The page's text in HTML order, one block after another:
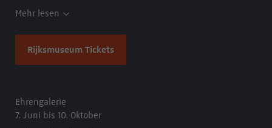
Mehr lesen
Rijksmuseum Tickets
Ehrengalerie
7. Juni bis 10. Oktober